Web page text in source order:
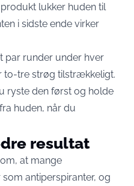
lukker huden til
i sidste ende virker
par runder under hver
to-tre strøg tilstrækkeligt.
ryste den først og holde
huden, når du
resultat
at mange
antiperspiranter, og